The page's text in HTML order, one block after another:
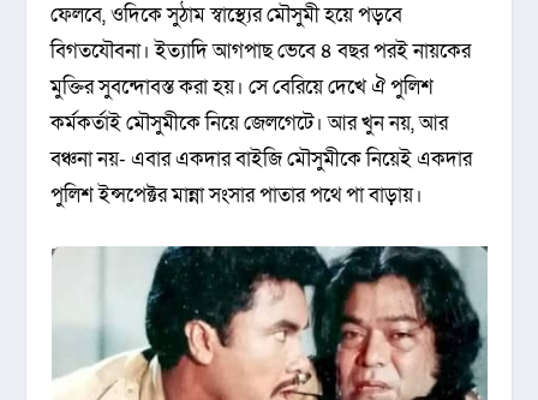
ফেলবে, ওদিকে সুঠাম স্বাস্থ্যের মৌসুমী হয়ে পড়বে
বিগতযৌবনা। ইত্যাদি আগপাছ ভেবে ৪ বছর পরই নায়কের
মুক্তির সুবন্দোবস্ত করা হয়। সে বেরিয়ে দেখে ঐ পুলিশ
কর্মকর্তাই মৌসুমীকে নিয়ে জেলগেটে। আর খুন নয়, আর
বঞ্চনা নয়- এবার একদার বাইজি মৌসুমীকে নিয়েই একদার
পুলিশ ইন্সপেক্টর মান্না সংসার পাতার পথে পা বাড়ায়।